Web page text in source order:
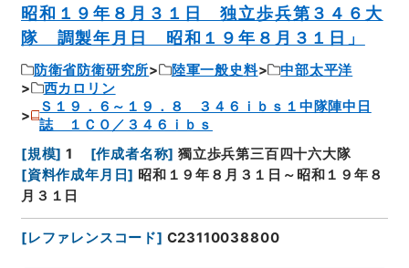
昭和１９年８月３１日 独立歩兵第３４６大
隊 調製年月日 昭和１９年８月３１日」
防衛省防衛研究所 陸軍一般史料
中部太平洋
西カロリン
Ｓ１９．６～１９．８ ３４６ｉｂｓ１中隊陣中日
誌 １ＣＯ／３４６ｉｂｓ
[規模] 1 [作成者名称] 獨立歩兵第三百四十六大隊
[資料作成年月日] 昭和１９年８月３１日～昭和１９年８
月３１日
[レファレンスコード] C23110038800